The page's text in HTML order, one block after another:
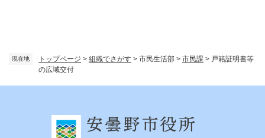
現在地 トップページ > 組織でさがす > 市民生活部 > 市民課 > 戸籍証明書等
の広域交付